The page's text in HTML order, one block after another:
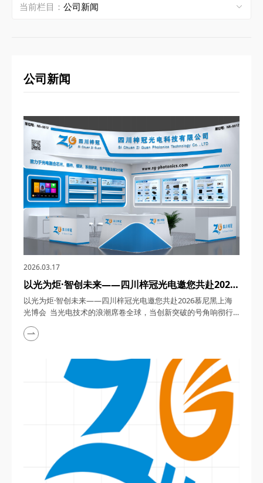
当前栏目：
公司新闻
2026.03.17
以光为炬·智创未来——四川梓冠光电邀您共赴2026
慕尼黑上海光博会
以光为炬·智创未来——四川梓冠光电邀您共赴2026慕尼黑上海
光博会 当光电技术的浪潮席卷全球，当创新突破的号角响彻行
业，2026年3月18日至20日，第二十一届慕尼黑上海光博会将
以“光启新元·势引未来”为主题，在上海新国际博览中心N1-N5及
球顶尖企业、前沿技术与行业精英的盛宴，将成为洞察未来趋
势、探索合作机遇的绝佳平台。&n...